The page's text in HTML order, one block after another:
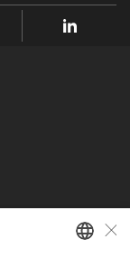
×